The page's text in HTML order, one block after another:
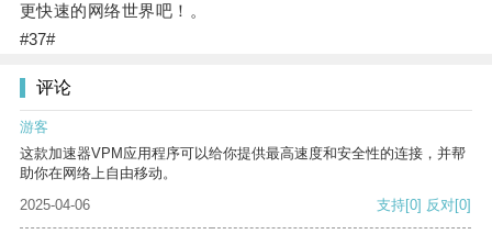
更快速的网络世界吧！。
#37#
评论
游客
这款加速器VPM应用程序可以给你提供最高速度和安全性的连接，并帮
助你在网络上自由移动。
2025-04-06
支持[0] 反对[0]